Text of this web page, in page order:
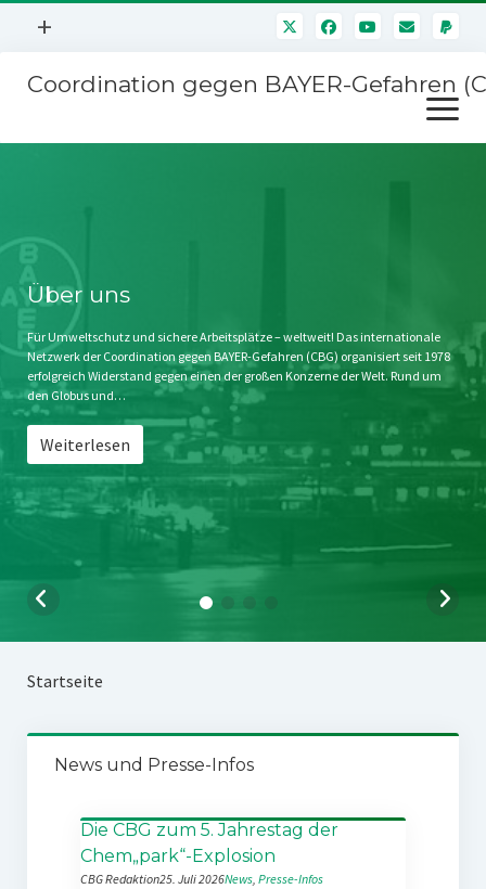
Menü
+
Mitmachen
Kontakt
Impressum
Störfälle
Coordination gegen BAYER-Gefahren
Menü
öffnen
Stichwort BAYER
Jahrestagung
SPENDEN
Über uns
Für Umweltschutz und sichere Arbeitsplätze – weltweit! Das internationale
Netzwerk der Coordination gegen BAYER-Gefahren (CBG) organisiert seit 1978
erfolgreich Widerstand gegen einen der großen Konzerne der Welt. Rund um
den Globus und…
Weiterlesen
Startseite
News und Presse-Infos
Die CBG zum 5. Jahrestag der
Chem„park“-Explosion
CBG Redaktion25. Juli 2026News, Presse-Infos